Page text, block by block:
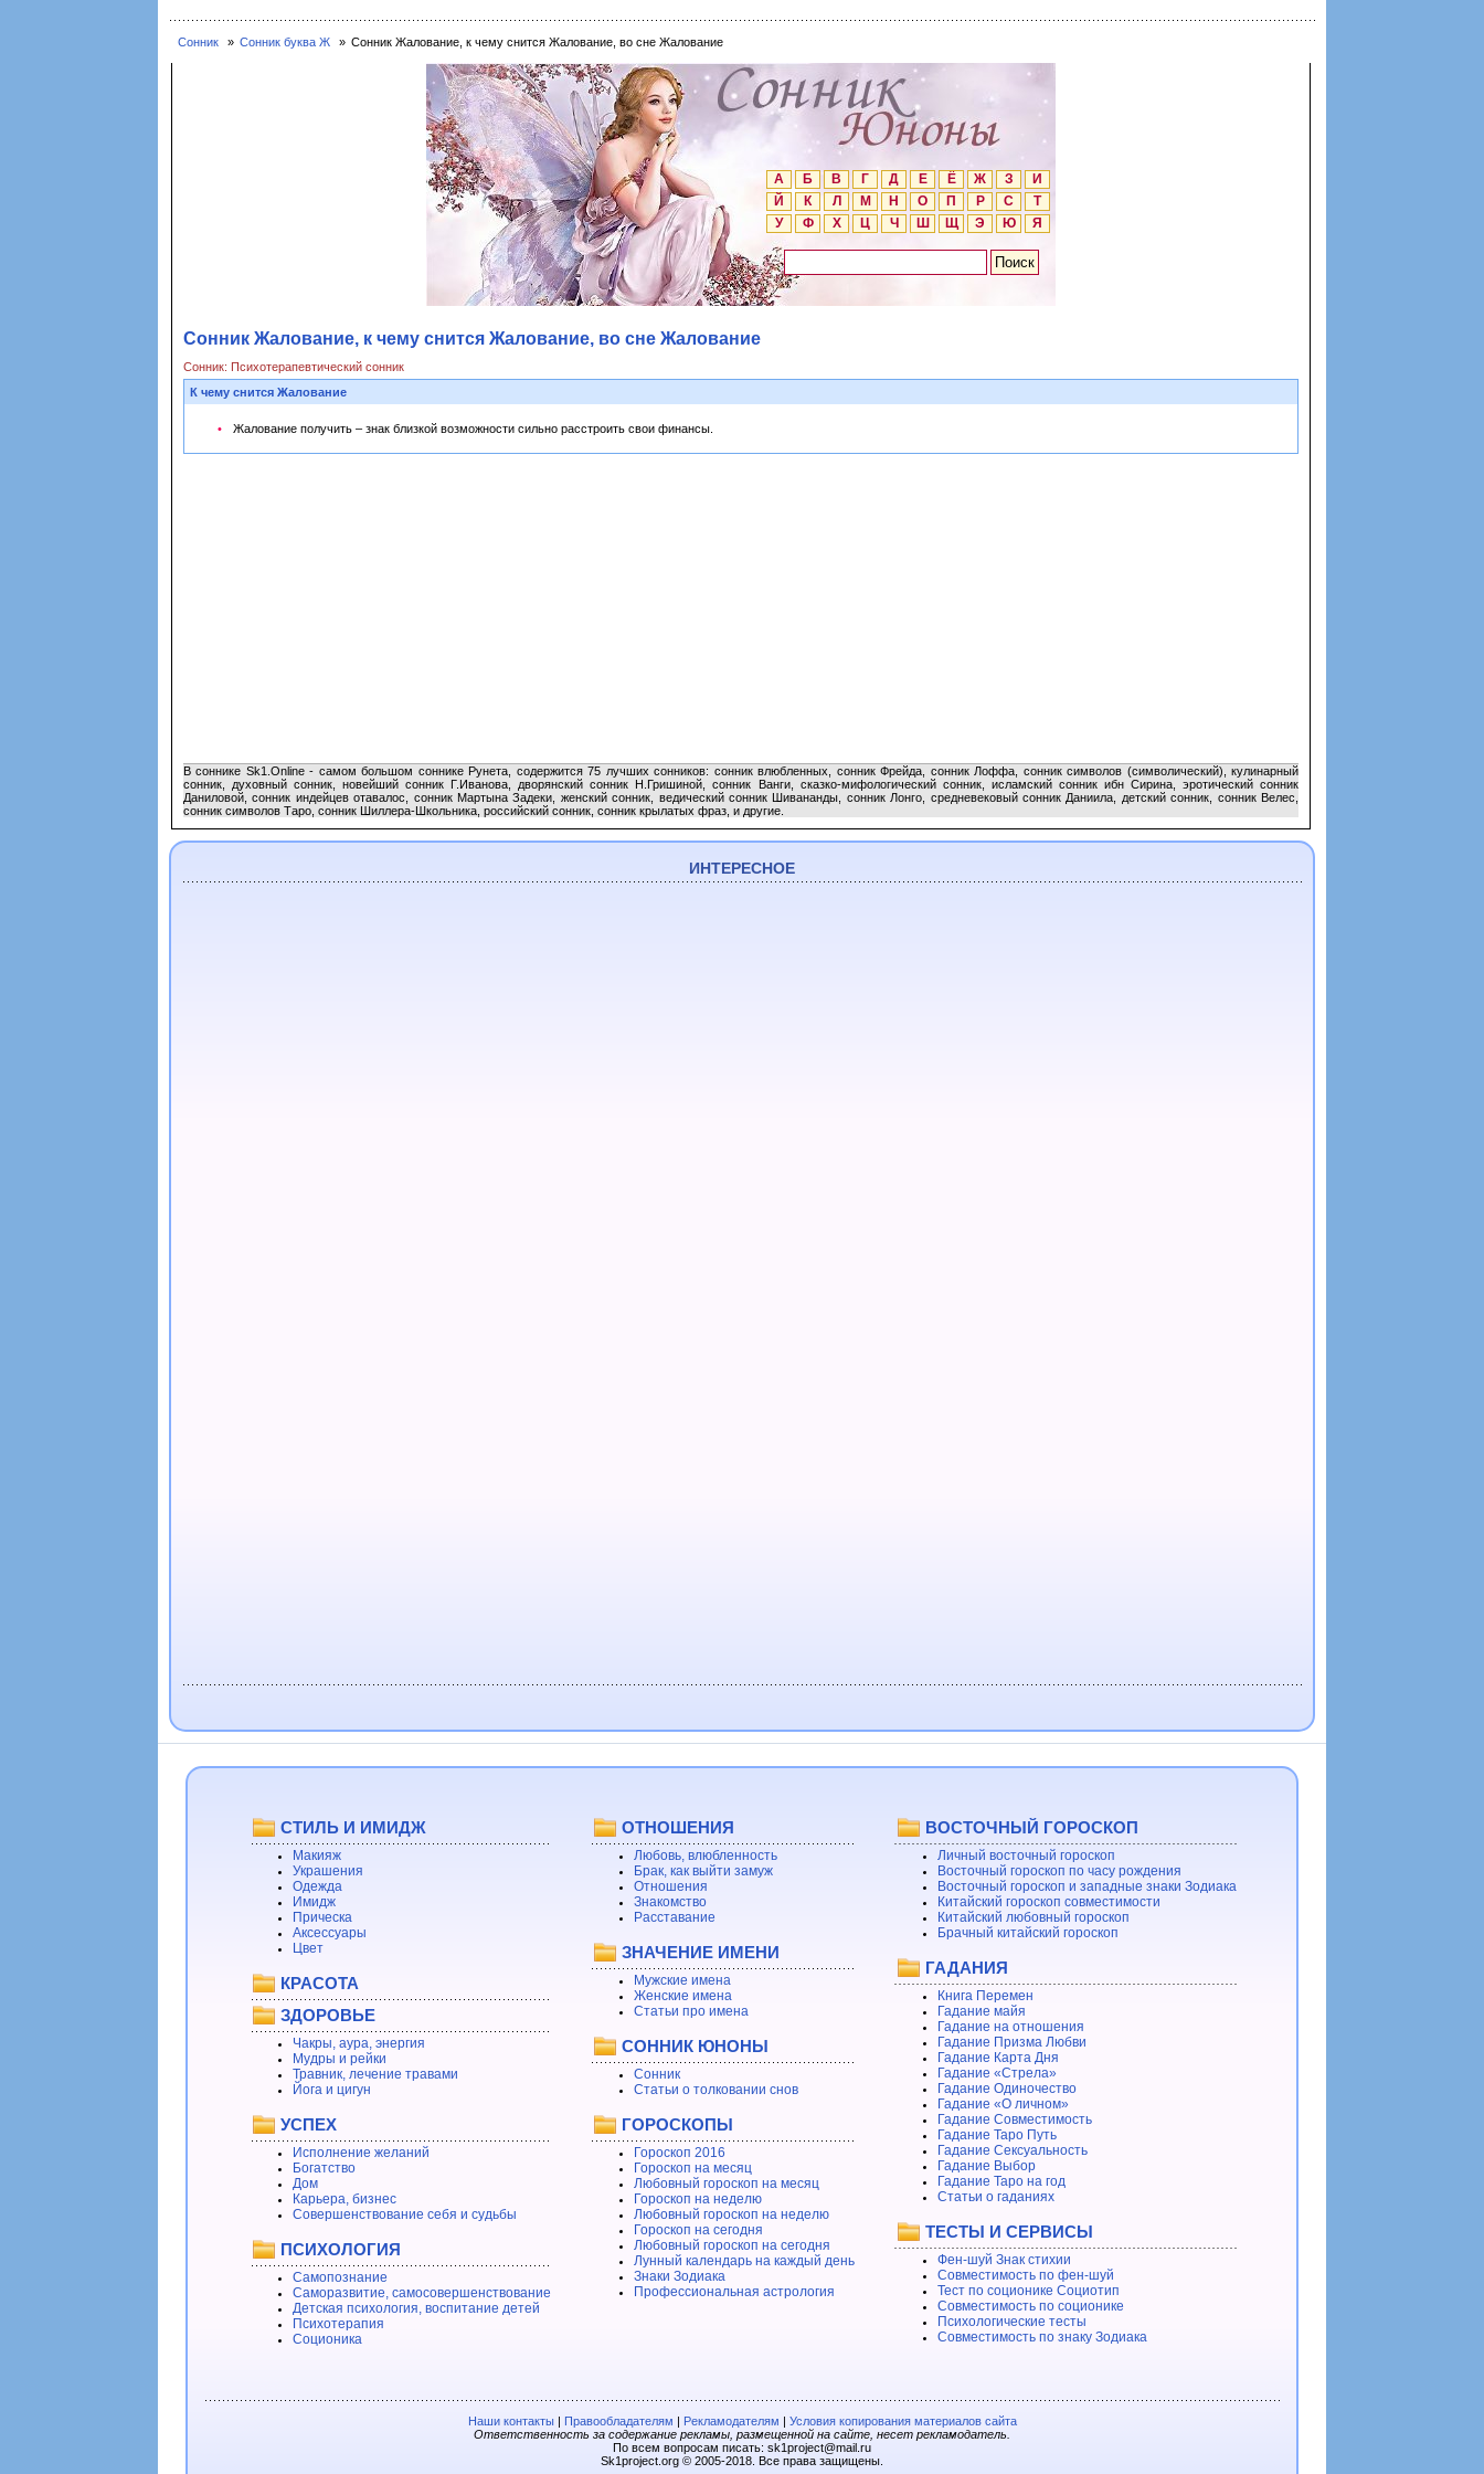
Сонник Сонник буква Ж Сонник Жалование, к чему снится Жалование, во сне Жалование
А Б В Г Д Е Ё Ж З
И
Й
К Л М Н О П Р С
Т
У
Ф Х Ц Ч Ш Щ Э Ю Я
Сонник Жалование, к чему снится Жалование, во сне Жалование
Сонник: Психотерапевтический сонник
К чему снится Жалование
Жалование получить – знак близкой возможности сильно расстроить свои финансы.
В соннике Sk1.Online - самом большом соннике Рунета, содержится 75 лучших сонников: сонник влюбленных, сонник Фрейда, сонник Лоффа, сонник символов (символический), кулинарный
сонник, духовный сонник, новейший сонник Г.Иванова, дворянский сонник Н.Гришиной, сонник Ванги, сказко-мифологический сонник, исламский сонник ибн Сирина, эротический сонник
Даниловой, сонник индейцев отавалос, сонник Мартына Задеки, женский сонник, ведический сонник Шивананды, сонник Лонго, средневековый сонник Даниила, детский сонник, сонник Велес,
сонник символов Таро, сонник Шиллера-Школьника, российский сонник, сонник крылатых фраз, и другие.
ИНТЕРЕСНОЕ
СТИЛЬ И ИМИДЖ
Макияж
Украшения
Одежда
Имидж
Прическа
Аксессуары
Цвет
КРАСОТА
ЗДОРОВЬЕ
Чакры, аура, энергия
Мудры и рейки
Травник, лечение травами
Йога и цигун
УСПЕХ
Исполнение желаний
Богатство
Дом
Карьера, бизнес
Совершенствование себя и судьбы
ПСИХОЛОГИЯ
Самопознание
Саморазвитие, самосовершенствование
Детская психология, воспитание детей
Психотерапия
Соционика
ОТНОШЕНИЯ
Любовь, влюбленность
Брак, как выйти замуж
Отношения
Знакомство
Расставание
ЗНАЧЕНИЕ ИМЕНИ
Мужские имена
Женские имена
Статьи про имена
СОННИК ЮНОНЫ
Сонник
Статьи о толковании снов
ГОРОСКОПЫ
Гороскоп 2016
Гороскоп на месяц
Любовный гороскоп на месяц
Гороскоп на неделю
Любовный гороскоп на неделю
Гороскоп на сегодня
Любовный гороскоп на сегодня
Лунный календарь на каждый день
Знаки Зодиака
Профессиональная астрология
ВОСТОЧНЫЙ ГОРОСКОП
Личный восточный гороскоп
Восточный гороскоп по часу рождения
Восточный гороскоп и западные знаки Зодиака
Китайский гороскоп совместимости
Китайский любовный гороскоп
Брачный китайский гороскоп
ГАДАНИЯ
Книга Перемен
Гадание майя
Гадание на отношения
Гадание Призма Любви
Гадание Карта Дня
Гадание «Стрела»
Гадание Одиночество
Гадание «О личном»
Гадание Совместимость
Гадание Таро Путь
Гадание Сексуальность
Гадание Выбор
Гадание Таро на год
Статьи о гаданиях
ТЕСТЫ И СЕРВИСЫ
Фен-шуй Знак стихии
Совместимость по фен-шуй
Тест по соционике Социотип
Совместимость по соционике
Психологические тесты
Совместимость по знаку Зодиака
Наши контакты| Правообладателям | Рекламодателям | Условия копирования материалов сайта
Ответственность за содержание рекламы, размещенной на сайте, несет рекламодатель.
По всем вопросам писать: sk1project@mail.ru
Sk1project.org © 2005-2018. Все права защищены.